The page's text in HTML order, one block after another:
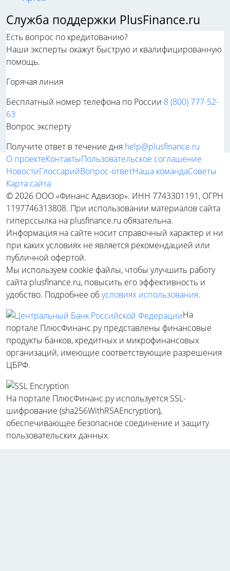
Служба поддержки PlusFinance.ru
Есть вопрос по кредитованию?
Наши эксперты окажут быструю и квалифицированную
помощь.
Горячая линия
Бесплатный номер телефона по России 8 (800) 777-52-
63
Вопрос эксперту
Получите ответ в течение дня help@plusfinance.ru
О проектеКонтактыПользовательское соглашение
НовостиГлоссарийВопрос-ответНаша командаСоветы
Карта сайта
© 2026 ООО «Финанс Адвизор». ИНН 7743301191, ОГРН
1197746313808. При использовании материалов сайта
гиперссылка на plusfinance.ru обязательна.
Информация на сайте носит справочный характер и ни
при каких условиях не является рекомендацией или
публичной офертой.
Мы используем cookie файлы, чтобы улучшить работу
сайта plusfinance.ru, повысить его эффективность и
удобство. Подробнее обусловиях использования.
На
портале ПлюсФинанс.ру представлены финансовые
продукты банков, кредитных и микрофинансовых
организаций, имеющие соответствующие разрешения
ЦБРФ.
На портале ПлюсФинанс.ру используется SSL-
шифрование (sha256WithRSAEncryption),
обеспечивающее безопасное соединение и защиту
пользовательских данных.